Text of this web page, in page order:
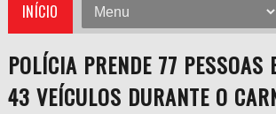
INÍCIO
POLÍCIA PRENDE 77 PESSOAS
43 VEÍCULOS DURANTE O